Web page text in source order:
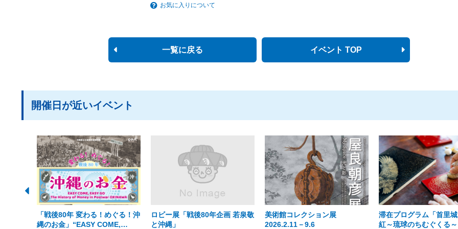
お気に入りについて
一覧に戻る イベント TOP
開催日が近いイベント
「戦後80年 変わる！めぐる！沖
縄のお金」“EASY COME,
ロビー展「戦後80年企画 若泉敬
と沖縄」
美術館コレクション展
2026.2.11－9.6
滞在プログラム「首里
紅～琉球のちむぐくる～